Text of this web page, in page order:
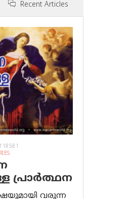
Recent Articles
പ്രാര്‍ത്ഥന
വരുന്ന